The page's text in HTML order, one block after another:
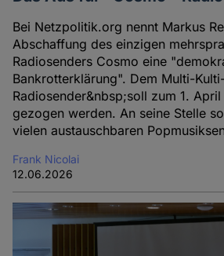
Bei Netzpolitik.org nennt Markus
Abschaffung des einzigen
Radiosenders Cosmo eine
Bankrotterklärung". Dem Multi-Kulti-
Radiosender&nbsp;soll zum 1.
gezogen werden. An seine Stelle
vielen austauschbaren
Frank Nicolai
12.06.2026